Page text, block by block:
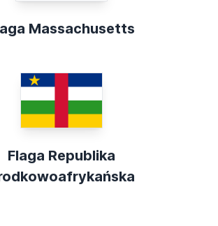
Massachusetts
Flaga Republika